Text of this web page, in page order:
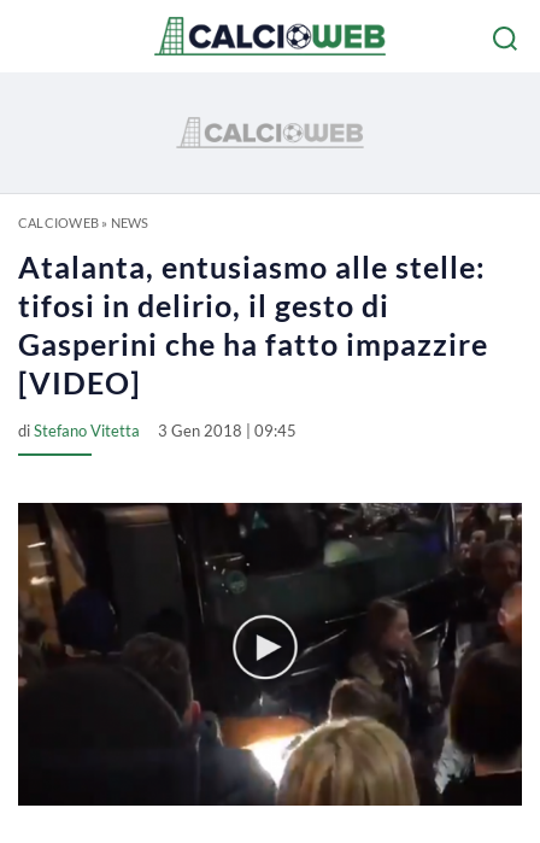
CALCIOWEB» NEWS
Atalanta, entusiasmo alle stelle:
tifosi in delirio, il gesto di
Gasperini che ha fatto impazzire
[VIDEO]
diStefano Vitetta 3 Gen 2018 | 09:45